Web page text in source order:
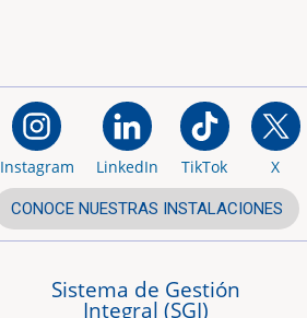
Instagram LinkedIn TikTok X
CONOCE NUESTRAS INSTALACIONES
Sistema de Gestión
Integral (SGI)